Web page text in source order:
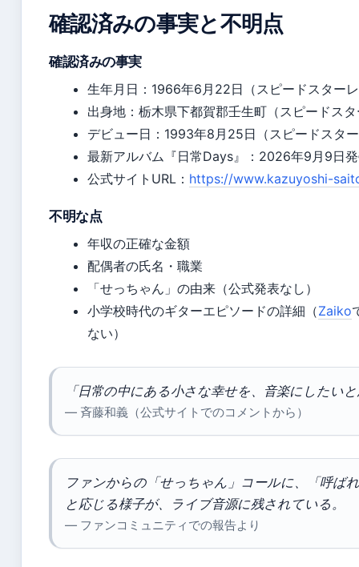
確認済みの事実と不明点
確認済みの事実
生年月日：1966年6月22日（スピードスター
出身地：栃木県下都賀郡壬生町（スピードス
デビュー日：1993年8月25日（スピードスタ
最新アルバム『日常Days』：2026年9月9日
公式サイトURL： https://www.kazuyoshi-
不明な点
年収の正確な金額
配偶者の氏名・職業
「せっちゃん」の由来（公式発表なし）
小学校時代のギターエピソードの詳細（Zaiko
ない）
「日常の中にある小さな幸せを、音楽にしたい
— 斉藤和義（公式サイトでのコメントから）
ファンからの「せっちゃん」コールに、「呼ば
と応じる様子が、ライブ音源に残されている。
— ファンコミュニティでの報告より